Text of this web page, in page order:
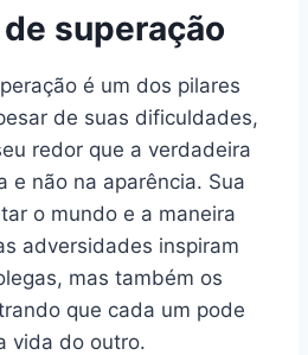
superação
é um dos pilares
de suas dificuldades,
redor que a verdadeira
e não na aparência. Sua
o mundo e a maneira
adversidades inspiram
mas também os
que cada um pode
vida do outro.